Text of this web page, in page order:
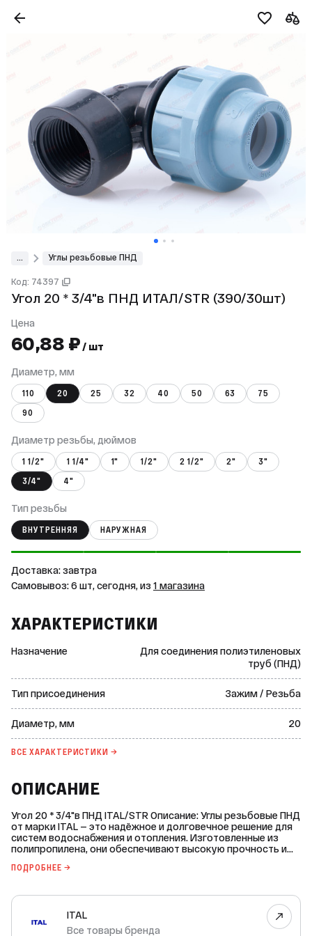
Углы резьбовые ПНД
Код: 74397
Угол 20 * 3/4"в ПНД ИТАЛ/STR (390/30шт)
Цена
60,88 ₽ / шт
Диаметр, мм
110 20 25 32 40 50 63
75
90
Диаметр резьбы, дюймов
1 1/2" 1 1/4" 1" 1/2" 2 1/2" 2"
3"
3/4"
4"
Тип резьбы
ВНУТРЕННЯЯ НАРУЖНАЯ
Доставка: завтра
Самовывоз: 6 шт, сегодня, из 1 магазина
ХАРАКТЕРИСТИКИ
Назначение
Для соединения полиэтиленовых
труб (ПНД)
Тип присоединения Зажим / Резьба
Диаметр, мм 20
ВСЕ ХАРАКТЕРИСТИКИ →
ОПИСАНИЕ
Угол 20 * 3/4"в ПНД ITAL/STR Описание: Углы резьбовые ПНД
от марки ITAL — это надёжное и долговечное решение для
систем водоснабжения и отопления. Изготовленные из
полипропилена, они обеспечивают высокую прочность и
Диаметр: 20 мм. - Диаметр резьбы: 3/4 дюйма. - Тип
Материал корпуса: полипропилен. - Рабочая среда: вода и
неагрессивные среды. - Рабочая температура: +20 °C. -
Максимальная рабочая температура: +40 °C. -
Номинальное давление PN: 16 бар. - Группа горючести: Г3. -
ПОДРОБНЕЕ →
ITAL
Все товары бренда